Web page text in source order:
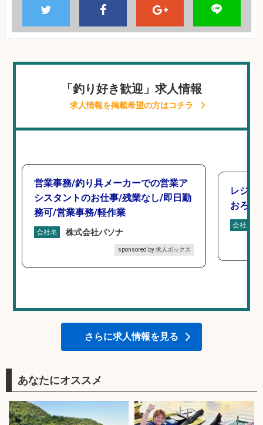
「釣り好き歓迎」求人情報
求人情報を掲載希望の方はコチラ
営業事務/釣り具メーカーでの営業ア
シスタントのお仕事/残業なし/即日勤
務可/営業事務/軽作業
会社名 株式会社パソナ
sponsored by 求人ボックス
レジ打
おろし
会社名
さらに求人情報を見る
あなたにオススメ